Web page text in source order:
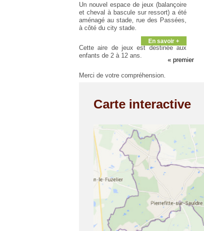
Un nouvel espace de jeux (balançoire
et cheval à bascule sur ressort) a été
aménagé au stade, rue des Passées,
à côté du city stade.
Cette aire de jeux est destinée aux
enfants de 2 à 12 ans.
Merci de votre compréhension.
En savoir +
« premier
Carte interactive